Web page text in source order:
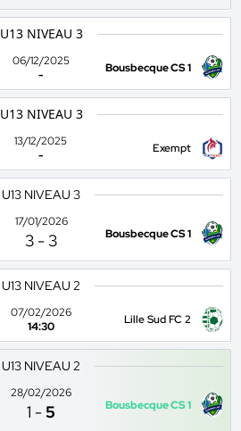
U13 NIVEAU 3
06/12/2025
-
Bousbecque CS 1
U13 NIVEAU 3
13/12/2025
-
Exempt
U13 NIVEAU 3
17/01/2026
3 - 3 Bousbecque CS 1
U13 NIVEAU 2
07/02/2026
14:30
Lille Sud FC 2
U13 NIVEAU 2
28/02/2026
1 -5 Bousbecque CS 1